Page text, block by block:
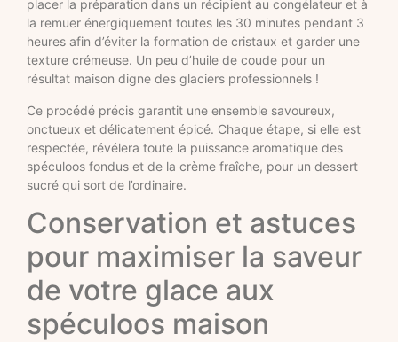
placer la préparation dans un récipient au congélateur et à
la remuer énergiquement toutes les 30 minutes pendant 3
heures afin d’éviter la formation de cristaux et garder une
texture crémeuse. Un peu d’huile de coude pour un
résultat maison digne des glaciers professionnels !
Ce procédé précis garantit une ensemble savoureux,
onctueux et délicatement épicé. Chaque étape, si elle est
respectée, révélera toute la puissance aromatique des
spéculoos fondus et de la crème fraîche, pour un dessert
sucré qui sort de l’ordinaire.
Conservation et astuces
pour maximiser la saveur
de votre glace aux
spéculoos maison